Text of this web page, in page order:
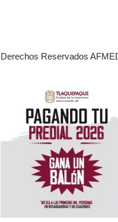
Derechos Reservados